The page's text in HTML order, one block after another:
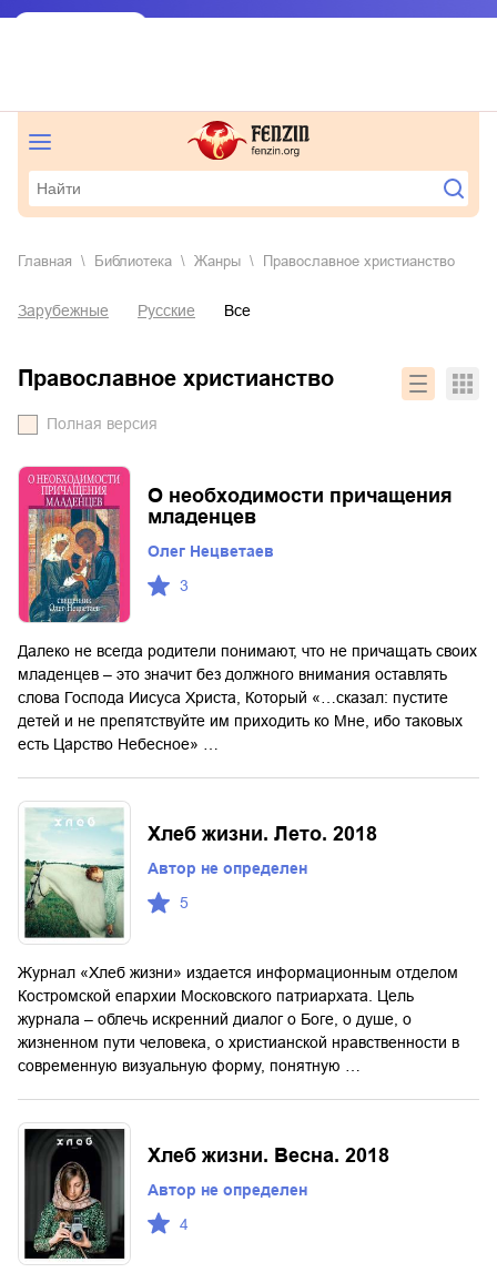
Главная Библиотека Жанры православное христианство
Зарубежные Русские Все
православное христианство
Полная версия
О необходимости причащения
младенцев
Олег Нецветаев
3
Далеко не всегда родители понимают, что не причащать своих
младенцев – это значит без должного внимания оставлять
слова Господа Иисуса Христа, Который «…сказал: пустите
детей и не препятствуйте им приходить ко Мне, ибо таковых
есть Царство Небесное» …
Хлеб жизни. Лето. 2018
Автор не определен
5
Журнал «Хлеб жизни» издается информационным отделом
Костромской епархии Московского патриархата. Цель
журнала – облечь искренний диалог о Боге, о душе, о
жизненном пути человека, о христианской нравственности в
современную визуальную форму, понятную …
Хлеб жизни. Весна. 2018
Автор не определен
4